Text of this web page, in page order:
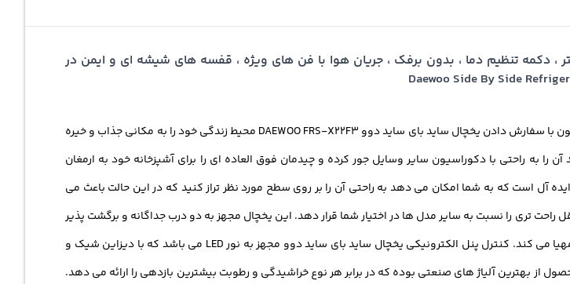
یخچال ساید بای ساید اف آر اس ایکس 22 اف 3 دوو با ظرفیت کلی 608 لیتر ، دکمه تنظیم دما ، بدون برفک ، جریان هوا با فن های ویژه ، قفسه های شیشه ای و ایمن در
اگر می خواهید فضای آشپزخانه خود را به مکانی زیبا و آراسته تبدیل نمایید می‌توانید هم اکنون با سفارش دادن یخچال ساید بای ساید دوو DAEWOO FRS-X22F3 محیط زندگی خود را به مکانی جذاب و خیره
به راحتی با دکوراسیون سایر وسایل جور کرده و چیدمان فوق العاده ای را برای آشپزخانه خود به ارمغان
آل است که به شما امکان می دهد به راحتی آن را بر روی سطح مورد نظر تراز کنید که در این حالت باعث می
تری را نسبت به سایر مدل ها در اختیار شما قرار دهد. این یخچال مجهز به دو درب جداگانه و برگشت پذیر
است که سهولت باز و بسته شدن را با استفاده از دستگیره هایی که برای آن فراهم شده را مهیا می کند. کنترل پنل الکترونیکی یخچال ساید بای ساید دوو مجهز به نور LED می باشد که با دیزاین شیک و
از بهترین آلیاژ های صنعتی بوده که در برابر هر نوع خراشیدگی و رطوبت بیشترین بازدهی را ارائه می دهد.